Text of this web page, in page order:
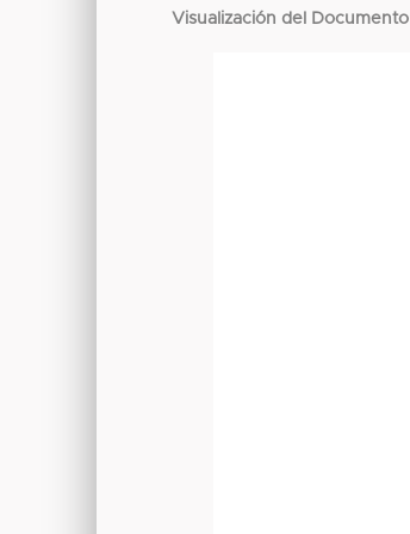
Visualización del Documento